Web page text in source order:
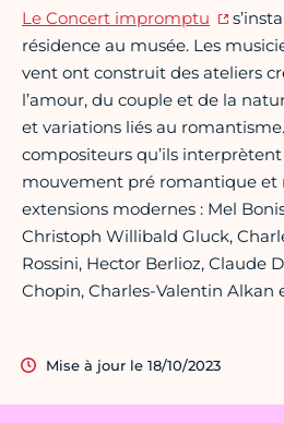
Le Concert impromptu
résidence au musée. Les
vent ont construit des ateliers
l’amour, du couple et de la
et variations liés au
compositeurs qu’ils
mouvement pré romantique et
extensions modernes : Mel
Christoph Willibald Gluck,
Rossini, Hector Berlioz, Claude
Chopin, Charles-Valentin Alkan
Mise à jour le 18/10/2023